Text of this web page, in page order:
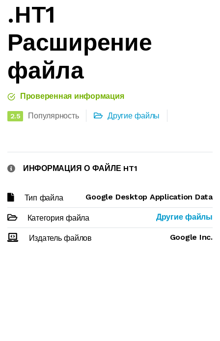
.HT1
Расширение
файла
Проверенная информация
2.5 Популярность Другие файлы
ИНФОРМАЦИЯ О ФАЙЛЕ HT1
Тип файла Google Desktop Application Data
Категория файла Другие файлы
Издатель файлов Google Inc.